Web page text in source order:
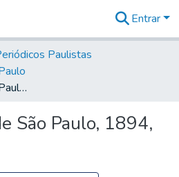
&
Coleções
Tudo na
Biblioteca
Estatísticas
Entrar
Paulistas
O Commercio de São Paulo, 1894, Ano II, n. 0537
São Paulo, 1894,